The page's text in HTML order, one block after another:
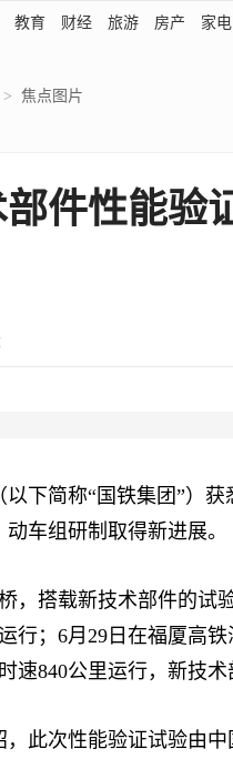
教育 财经 旅游 房产 家电
> 焦点图片
件性能验
简称“国铁集团”）获
车组研制取得新进展。
搭载新技术部件的试
行；6月29日在福厦高
速840公里运行，新技术
次性能验证试验由中